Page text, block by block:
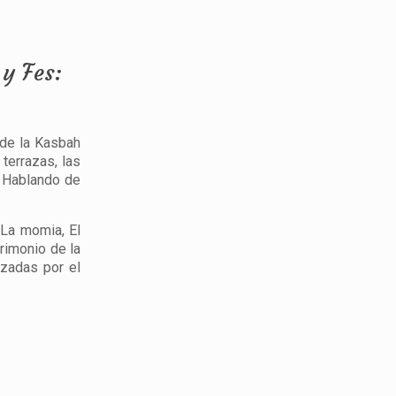
Fes:
la Kasbah
las
de
momia, El
de la
por el